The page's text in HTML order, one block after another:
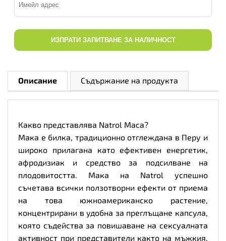
ИЗПРАТИ ЗАПИТВАНЕ ЗА НАЛИЧНОСТ
Описание Съдържание на продукта
Какво представлява Natrol Maca?
Мака е билка, традиционно отглеждана в Перу и
широко прилагана като ефективен енергетик,
афродизиак и средство за подсилване на
плодовитостта. Мака на Natrol успешно
съчетава всички ползотворни ефекти от приема
на това южноамериканско растение,
концентрирани в удобна за преглъщане капсула,
която съдейства за повишаване на сексуалната
активност при представители както на мъжкия,